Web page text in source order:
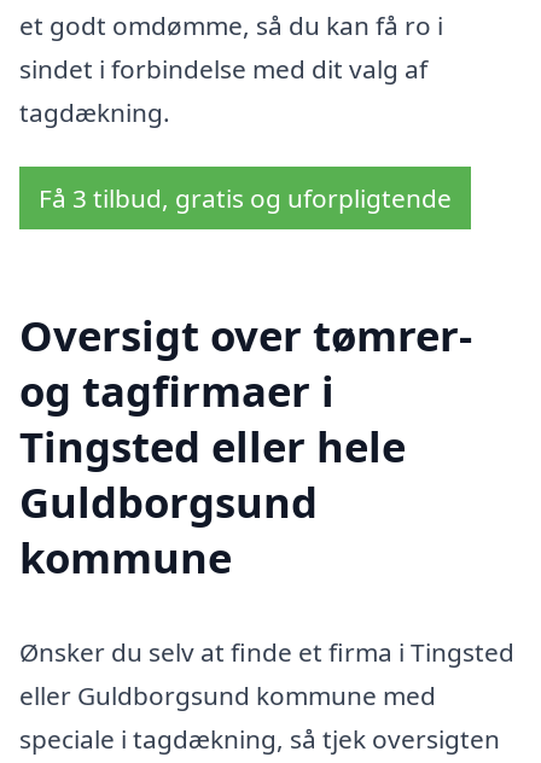
et godt omdømme, så du kan få ro i
sindet i forbindelse med dit valg af
tagdækning.
Få 3 tilbud, gratis og uforpligtende
Oversigt over tømrer-
og tagfirmaer i
Tingsted eller hele
Guldborgsund
kommune
Ønsker du selv at finde et firma i Tingsted
eller Guldborgsund kommune med
speciale i tagdækning, så tjek oversigten